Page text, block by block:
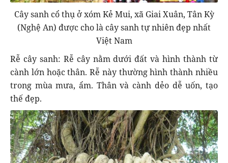
Cây sanh cổ thụ ở xóm Kẻ Mui, xã Giai Xuân, Tân Kỳ
(Nghệ An) được cho là cây sanh tự nhiên đẹp nhất
Việt Nam
Rễ cây sanh: Rễ cây nằm dưới đất và hình thành từ
cành lớn hoặc thân. Rễ này thường hình thành nhiều
trong mùa mưa, ẩm. Thân và cành dẻo dễ uốn, tạo
thế đẹp.